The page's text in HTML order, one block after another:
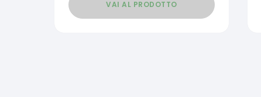
VAI AL PRODOTTO